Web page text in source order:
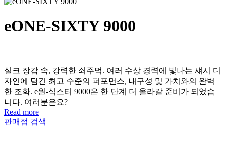
eONE-SIXTY 9000
실크 장갑 속, 강력한 쇠주먹. 여러 수상 경력에 빛나는 섀시 디
자인에 담긴 최고 수준의 퍼포먼스, 내구성 및 가치와의 완벽
한 조화. e원-식스티 9000은 한 단계 더 올라갈 준비가 되었습
니다. 여러분은요?
Read more
판매점 검색